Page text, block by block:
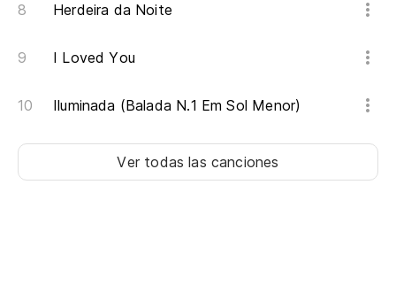
Herdeira da Noite
I Loved You
Iluminada (Balada N.1 Em Sol Menor)
Ver todas las canciones